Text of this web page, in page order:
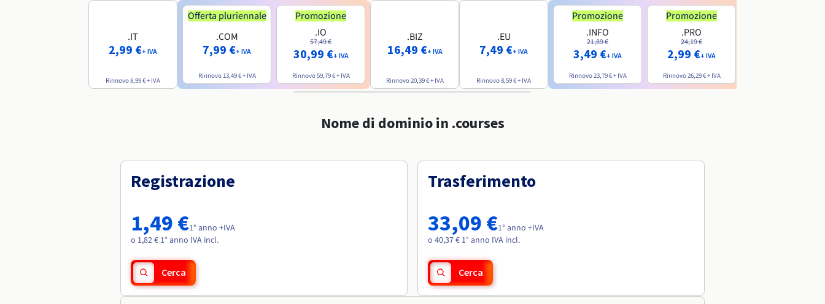
.IT
2,99 €+ IVA
Rinnovo8,99 €+ IVA
Offerta pluriennale
.COM
7,99 €+ IVA
Rinnovo 13,49 €+ IVA
Promozione
.IO
57,49 €
30,99 €+ IVA
Rinnovo59,79 €+ IVA
.BIZ
16,49 €+ IVA
Rinnovo20,39 €+ IVA
.EU
7,49 €+ IVA
Rinnovo8,59 €+ IVA
Promozione
.INFO
21,89 €
3,49 €+ IVA
Rinnovo23,79 €+ IVA
Promozione
.PRO
24,19 €
2,99 €+ IVA
Rinnovo26,29 €+ IVA
Nome di dominio in .courses
Registrazione
1,49 €1° anno +IVA
o 1,82 € 1° anno IVA incl.
Cerca
Trasferimento
33,09 €1° anno +IVA
o 40,37 € 1° anno IVA incl.
Cerca